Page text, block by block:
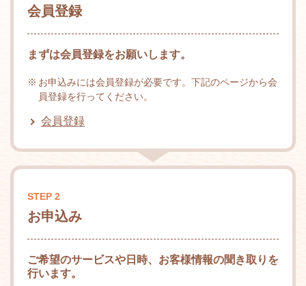
会員登録
まずは会員登録をお願いします。
お申込みには会員登録が必要です。下記のページから会
員登録を行ってください。
会員登録
STEP 2
お申込み
ご希望のサービスや日時、お客様情報の聞き取りを
行います。